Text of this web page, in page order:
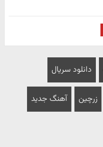
دانلود سریال
زرچین آهنگ جدید